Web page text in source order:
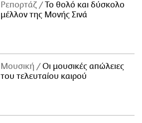
Ρεπορτάζ
Το θολό και δύσκολο
μέλλον της Μονής Σινά
Μουσική
Οι μουσικές απώλειες
του τελευταίου καιρού